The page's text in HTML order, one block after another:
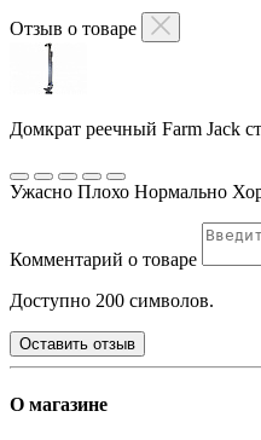
Отзыв о товаре
Домкрат реечный Farm Jack
Ужасно Плохо Нормально
Комментарий о товаре
Доступно 200 символов.
Оставить отзыв
О магазине